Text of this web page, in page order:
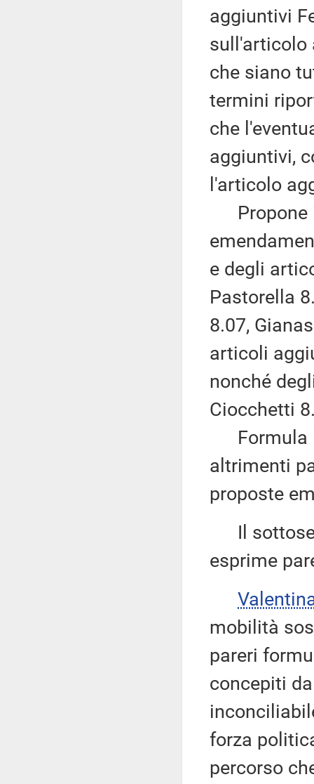
aggiuntivi
sull'articolo
che siano
termini
che
aggiuntivi,
l'articolo
Propone
e degli
Pastorella
8.07,
articoli
nonché
Ciocchetti
Formula
altrimenti
proposte
Il
esprime
mobilità
pareri
concepiti
forza
percorso